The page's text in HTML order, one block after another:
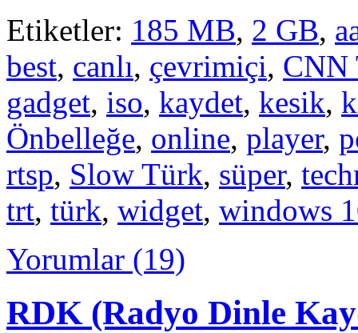
Etiketler: 185 MB, 2 GB,
best, canlı, çevrimiçi, CNN
gadget, iso, kaydet, kesik,
Önbelleğe, online, player,
rtsp, Slow Türk, süper,
trt, türk, widget, windows
Yorumlar (19)
RDK (Radyo Dinle